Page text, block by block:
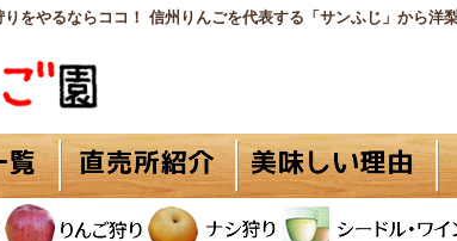
をやるならココ！ 信州りんごを代表する「サンふじ」から洋